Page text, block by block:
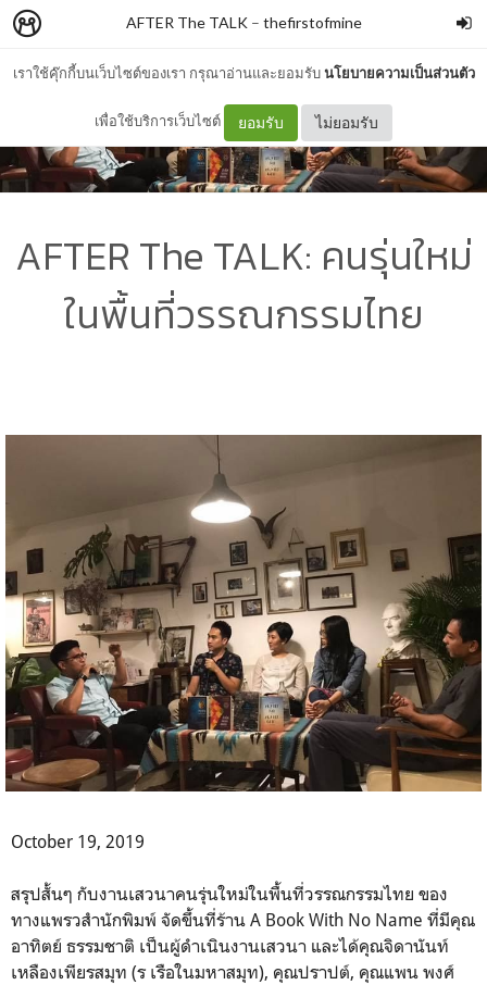
เราใช้คุ๊กกี้บนเว็บไซต์ของเรา กรุณาอ่านและยอมรับนโยบายความเป็นส่วนตัว
เพื่อใช้บริการเว็บไซต์ ยอมรับ ไม่ยอมรับ
AFTER The TALK– thefirstofmine
AFTER The TALK: คนรุ่นใหม่
ในพื้นที่วรรณกรรมไทย
October 19, 2019
สรุปสั้นๆ กับงานเสวนาคนรุ่นใหม่ในพื้นที่วรรณกรรมไทย ของ
ทางแพรวสำนักพิมพ์ จัดขึ้นที่ร้าน A Book With No Name ที่มีคุณ
อาทิตย์ ธรรมชาติ เป็นผู้ดำเนินงานเสวนา และได้คุณจิดานันท์
เหลืองเพียรสมุท (ร เรือในมหาสมุท), คุณปราปต์, คุณแพน พงศ์